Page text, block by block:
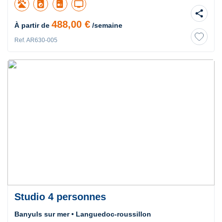
local_laundry_service tv
À partir de 488,00 € /semaine
Ref. AR630-005
share
Studio 4 personnes
Banyuls sur mer • Languedoc-roussillon